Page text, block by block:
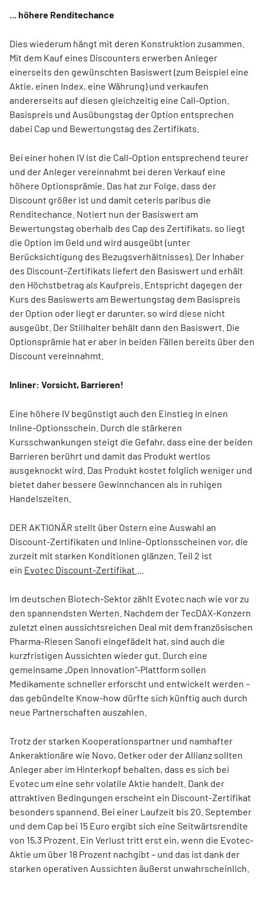
... höhere Renditechance
Dies wiederum hängt mit deren Kon­struktion zusammen.
Mit dem Kauf eines Discounters erwerben Anleger
einerseits den gewünschten Basiswert (zum Beispiel eine
Aktie, einen Index, eine Währung) und verkaufen
andererseits auf diesen gleichzeitig eine Call-Option.
Basispreis und Ausübungstag der Option entsprechen
dabei Cap und Bewertungstag des Zertifikats.
Bei einer hohen IV ist die Call-Option entsprechend teurer
und der Anleger vereinnahmt bei deren Verkauf eine
höhere Optionsprämie. Das hat zur Folge, dass der
Discount größer ist und damit ceteris paribus die
Renditechance. Notiert nun der Basiswert am
Bewertungstag oberhalb des Cap des Zertifikats, so liegt
die Option im Geld und wird ausgeübt (unter
Berücksichtigung des Bezugsverhältnisses). Der Inhaber
des Discount-Zertifikats liefert den Basiswert und erhält
den Höchstbetrag als Kaufpreis. Entspricht dagegen der
Kurs des Basiswerts am Bewertungstag dem Basispreis
der Option oder liegt er darunter, so wird diese nicht
ausgeübt. Der Stillhalter behält dann den Basiswert. Die
Optionsprämie hat er aber in beiden Fällen bereits über den
Discount vereinnahmt.
Inliner: Vorsicht, Barrieren!
Eine höhere IV begünstigt auch den Einstieg in einen
Inline-Optionsschein. Durch die stärkeren
Kursschwankungen steigt die Gefahr, dass eine der beiden
Barrieren berührt und damit das Produkt wertlos
ausgeknockt wird. Das Produkt kostet folglich weniger und
bietet daher bessere Gewinnchancen als in ruhigen
Handelszeiten.
DER AKTIONÄR stellt über Ostern eine Auswahl an
Discount-Zertifikaten und Inline-Optionsscheinen vor, die
zurzeit mit starken Konditionen glänzen. Teil 2 ist
ein Evotec Discount-Zertifikat
Im deutschen Biotech-Sektor zählt Evotec nach wie vor zu
den spannendsten Werten. Nachdem der TecDAX-Konzern
zuletzt einen aussichtsreichen Deal mit dem französischen
Pharma-Riesen Sanofi eingefädelt hat, sind auch die
kurzfristigen Aussichten wieder gut. Durch eine
gemeinsame „Open Innovation“-Plattform sollen
Medikamente schneller erforscht und entwickelt werden –
das gebündelte Know-how dürfte sich künftig auch durch
neue Partnerschaften auszahlen.
Trotz der starken Kooperationspartner und namhafter
Ankeraktionäre wie Novo, Oetker oder der Allianz sollten
Anleger aber im Hinterkopf behalten, dass es sich bei
Evotec um eine sehr volatile Aktie handelt. Dank der
attraktiven Bedingungen erscheint ein Discount-Zertifikat
besonders spannend. Bei einer Laufzeit bis 20. September
und dem Cap bei 15 Euro ergibt sich eine Seitwärtsrendite
von 15,3 Prozent. Ein Verlust tritt erst ein, wenn die Evotec-
Aktie um über 18 Prozent nachgibt – und das ist dank der
starken operativen Aussichten äußerst unwahrscheinlich.